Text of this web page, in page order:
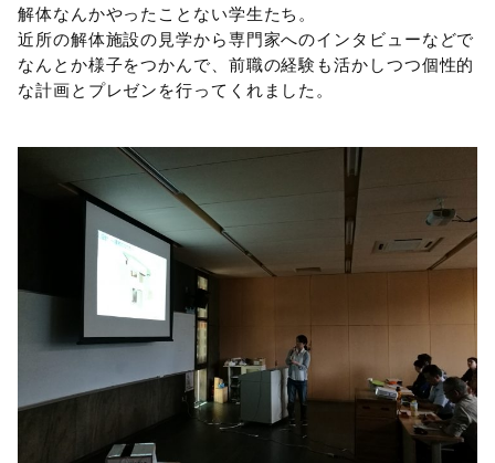
解体なんかやったことない学生たち。
近所の解体施設の見学から専門家へのインタビューなどで
なんとか様子をつかんで、前職の経験も活かしつつ個性的
な計画とプレゼンを行ってくれました。